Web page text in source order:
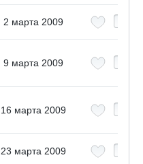
2 марта 2009
9 марта 2009
16 марта 2009
23 марта 2009